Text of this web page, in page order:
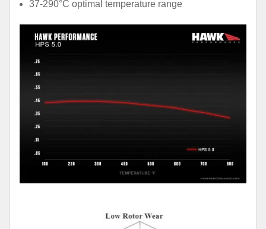
37-290°C optimal temperature range